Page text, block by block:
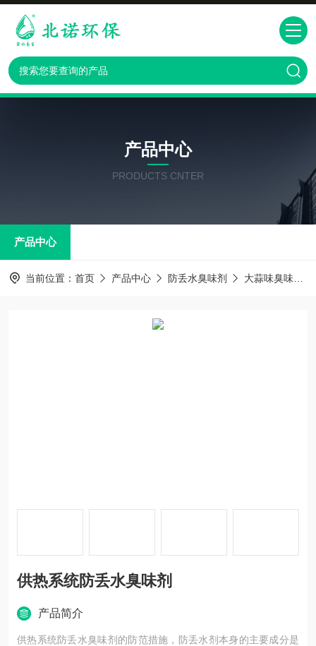
产品中心
PRODUCTS CNTER
产品中心
当前位置： 首页 产品中心 防丢水臭味剂 大蒜味臭味剂
供热系统防丢水臭味剂
产品简介
供热系统防丢水臭味剂的防范措施，防丢水剂本身的主要成分是